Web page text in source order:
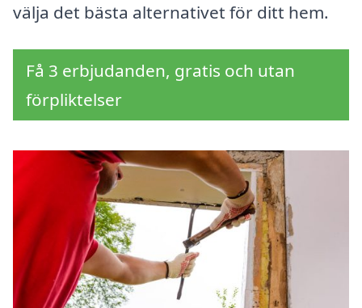
välja det bästa alternativet för ditt hem.
Få 3 erbjudanden, gratis och utan
förpliktelser